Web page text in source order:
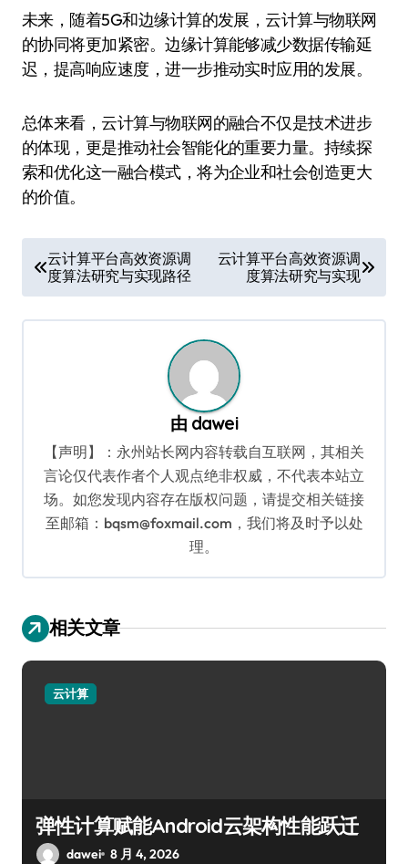
未来，随着5G和边缘计算的发展，云计算与物联网
的协同将更加紧密。边缘计算能够减少数据传输延
迟，提高响应速度，进一步推动实时应用的发展。
总体来看，云计算与物联网的融合不仅是技术进步
的体现，更是推动社会智能化的重要力量。持续探
索和优化这一融合模式，将为企业和社会创造更大
的价值。
章
导
云计算平台高效资源调
度算法研究与实现路径
云计算平台高效资源调
度算法研究与实现
由 dawei
【声明】：永州站长网内容转载自互联网，其相关
言论仅代表作者个人观点绝非权威，不代表本站立
场。如您发现内容存在版权问题，请提交相关链接
至邮箱：bqsm@foxmail.com，我们将及时予以处
理。
相关文章
云计算
弹性计算赋能Android云架构性能跃迁
dawei 8 月 4, 2026